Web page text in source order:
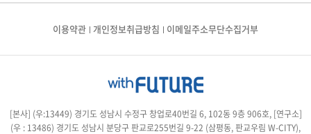
이용약관 개인정보취급방침 이메일주소무단수집거부
[본사] (우:13449) 경기도 성남시 수정구 창업로40번길 6, 102동 9층 906호, [연구소]
(우 : 13486) 경기도 성남시 분당구 판교로255번길 9-22 (삼평동, 판교우림 W-CITY),